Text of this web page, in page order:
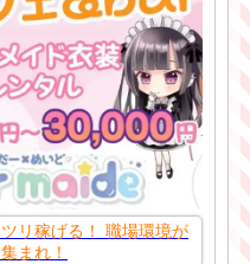
リ稼げる！ 職場環境が
まれ！